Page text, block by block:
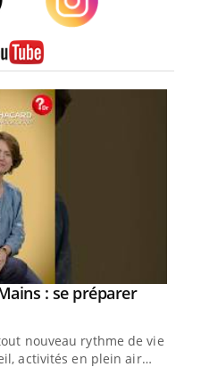
: se préparer
nouveau rythme de vie !
activités en plein air…
Youtube
de nombreuses
c'est une période de